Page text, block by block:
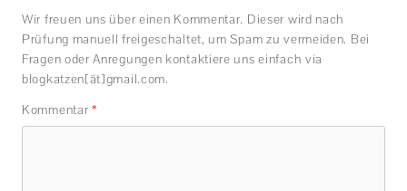
Wir freuen uns über einen Kommentar. Dieser wird nach
Prüfung manuell freigeschaltet, um Spam zu vermeiden. Bei
Fragen oder Anregungen kontaktiere uns einfach via
blogkatzen[ät]gmail.com.
Kommentar *